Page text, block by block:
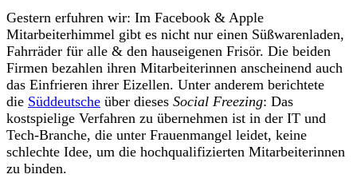
Gestern erfuhren wir: Im Facebook & Apple
Mitarbeiterhimmel gibt es nicht nur einen Süßwarenladen,
Fahrräder für alle & den hauseigenen Frisör. Die beiden
Firmen bezahlen ihren Mitarbeiterinnen anscheinend auch
das Einfrieren ihrer Eizellen. Unter anderem berichtete
die Süddeutsche über dieses Social Freezing: Das
kostspielige Verfahren zu übernehmen ist in der IT und
Tech-Branche, die unter Frauenmangel leidet, keine
schlechte Idee, um die hochqualifizierten Mitarbeiterinnen
zu binden.